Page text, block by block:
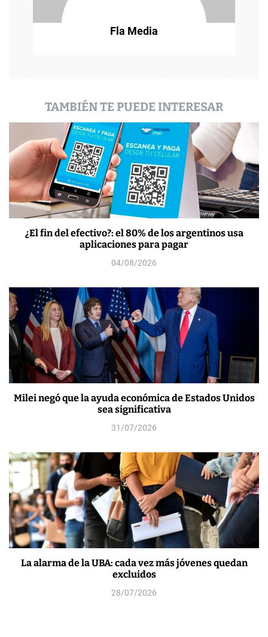
Fla Media
TAMBIÉN TE PUEDE INTERESAR
¿El fin del efectivo?: el 80% de los argentinos usa
aplicaciones para pagar
04/08/2026
Milei negó que la ayuda económica de Estados Unidos
sea significativa
31/07/2026
La alarma de la UBA: cada vez más jóvenes quedan
excluidos
28/07/2026